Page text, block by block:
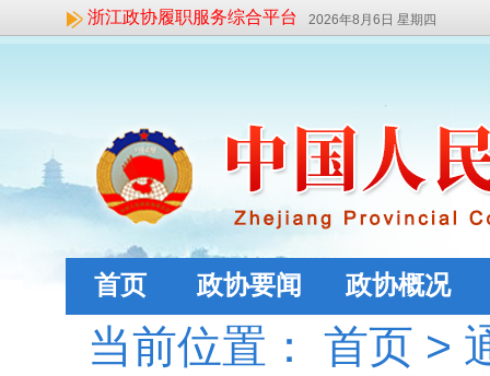
浙江政协履职服务综合平台 2026年8月6日 星期四
首页 政协要闻 政协概况
当前位置： 首页 >